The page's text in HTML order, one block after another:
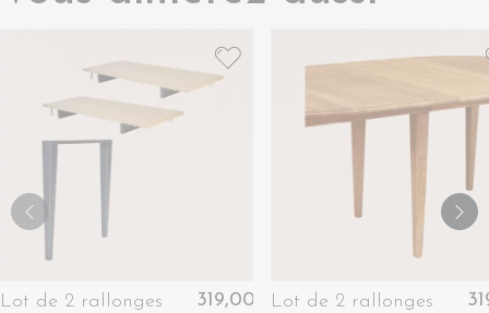
Lot de 2 rallonges
319,00 €Lot de 2 rallonges